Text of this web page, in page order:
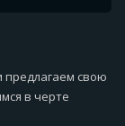
свою
в черте